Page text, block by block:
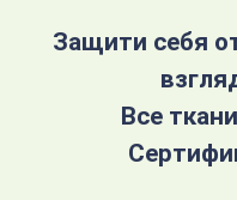
Защити себя
Все